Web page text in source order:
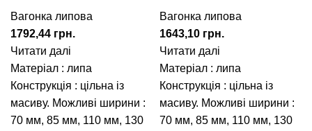
Вагонка липова
1792,44 грн.
Читати далі
Матеріал : липа
Конструкція : цільна із
масиву. Можливі ширини :
70 мм, 85 мм, 110 мм, 130
Вагонка липова
1643,10 грн.
Читати далі
Матеріал : липа
Конструкція : цільна із
масиву. Можливі ширини :
70 мм, 85 мм, 110 мм, 130